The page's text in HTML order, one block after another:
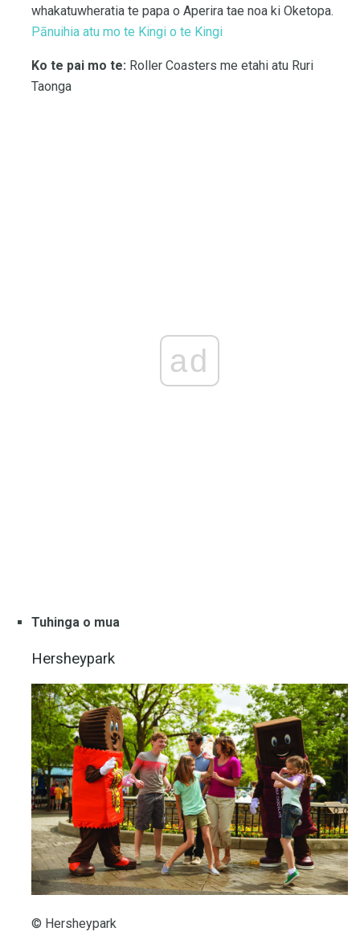
whakatuwheratia te papa o Aperira tae noa ki Oketopa.
Pānuihia atu mo te Kingi o te Kingi
Ko te pai mo te: Roller Coasters me etahi atu Ruri
Taonga
ad
Tuhinga o mua
Hersheypark
© Hersheypark